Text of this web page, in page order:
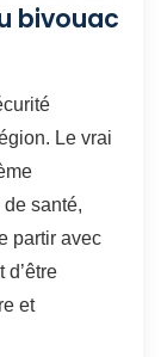
bivouac
Le vrai
santé,
partir avec
d’être
et